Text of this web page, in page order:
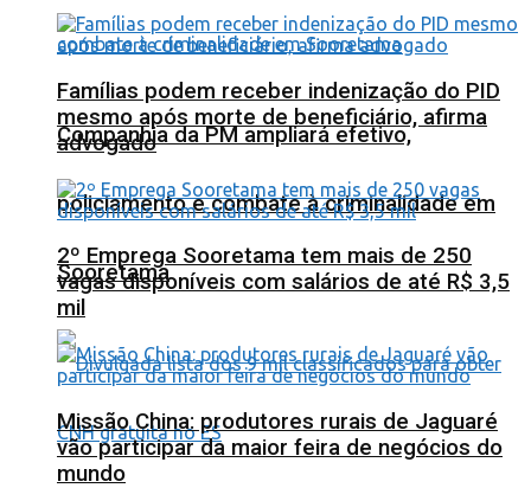
Companhia da PM ampliará efetivo,
policiamento e combate à criminalidade em
Sooretama
Famílias podem receber indenização do PID
mesmo após morte de beneficiário, afirma
advogado
2º Emprega Sooretama tem mais de 250
vagas disponíveis com salários de até R$ 3,5
mil
Missão China: produtores rurais de Jaguaré
vão participar da maior feira de negócios do
mundo